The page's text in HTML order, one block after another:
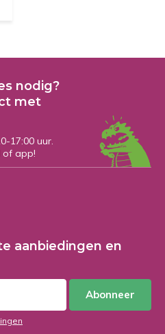
nodig?
met
17:00 uur.
of app!
aanbiedingen en
Abonneer